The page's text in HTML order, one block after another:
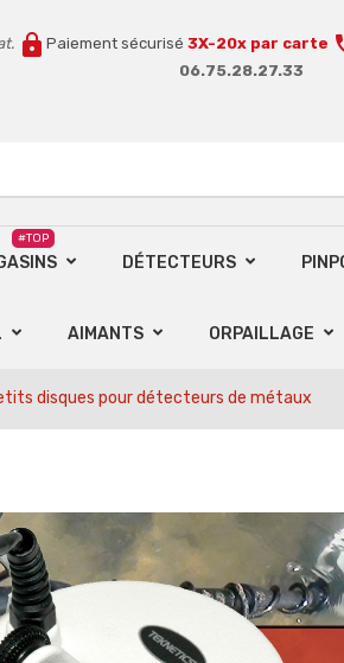
lock Paiement sécurisé 3X-20x par carte
06.75.28.27.33
#TOP
DÉTECTEURS
AIMANTS ORPAILLAGE
disques pour détecteurs de métaux